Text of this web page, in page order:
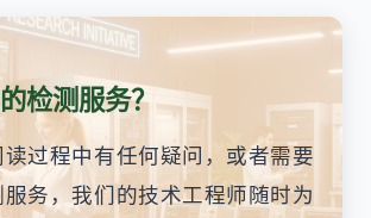
检测服务？
过程中有任何疑问，或者需要
务，我们的技术工程师随时为